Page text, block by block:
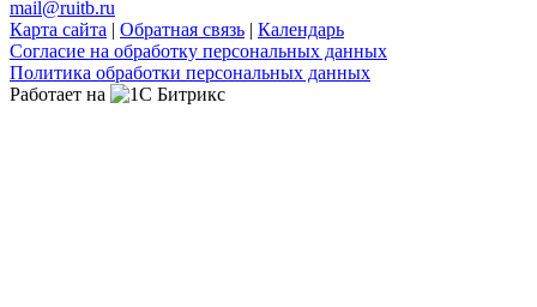
mail@ruitb.ru
Карта сайта | Обратная связь | Календарь
Согласие на обработку персональных данных
Политика обработки персональных данных
Работает на